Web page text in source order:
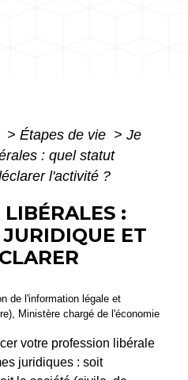
> Étapes de vie > Je
: quel statut
l'activité ?
LIBÉRALES :
ET
de l'information légale et
Ministère chargé de l'économie
votre profession libérale
juridiques : soit